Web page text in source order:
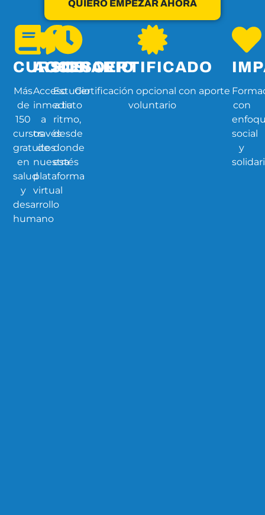
QUIERO EMPEZAR AHORA
CURSOS
Más
de
150
cursos
gratuitos
en
salud
y
desarrollo
humano
ACCESO
Acceso
inmediato
a
través
de
nuestra
plataforma
virtual
HORARIO
Estudio
a tu
ritmo,
desde
donde
estés
CERTIFICADO
Certificación opcional con aporte
voluntario
con
social
y